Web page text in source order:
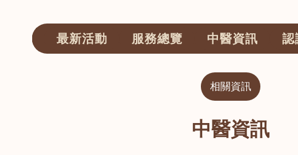
最新活動 服務總覽 中醫資訊 認
相關資訊
中醫資訊